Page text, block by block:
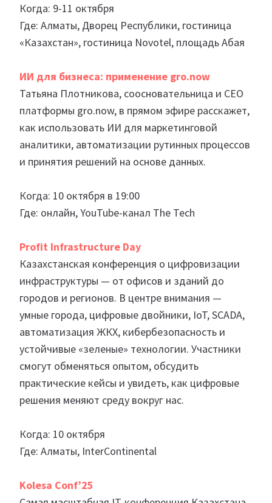
Когда: 9-11 октября
Где: Алматы, Дворец Республики, гостиница
«Казахстан», гостиница Novotel, площадь Абая
ИИ для бизнеса: применение gro.now
Татьяна Плотникова, соосновательница и CEO
платформы gro.now, в прямом эфире расскажет,
как использовать ИИ для маркетинговой
аналитики, автоматизации рутинных процессов
и принятия решений на основе данных.
Когда: 10 октября в 19:00
Где: онлайн, YouTube-канал The Tech
Profit Infrastructure Day
Казахстанская конференция о цифровизации
инфраструктуры — от офисов и зданий до
городов и регионов. В центре внимания —
умные города, цифровые двойники, IoT, SCADA,
автоматизация ЖКХ, кибербезопасность и
устойчивые «зеленые» технологии. Участники
смогут обменяться опытом, обсудить
практические кейсы и увидеть, как цифровые
решения меняют среду вокруг нас.
Когда: 10 октября
Где: Алматы, InterContinental
Kolesa Conf’25